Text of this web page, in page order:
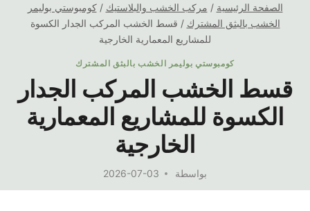
الصفحة الرئيسية / مركب الخشب والبلاستيك / كومبوستي بوليمر
الخشب بالبثق المشترك / قسط الخشب المركب الجدار الكسوة
للمشاريع المعمارية الخارجية
كومبوستي بوليمر الخشب بالبثق المشترك
قسط الخشب المركب الجدار
الكسوة للمشاريع المعمارية
الخارجية
بواسطة 2026-07-03